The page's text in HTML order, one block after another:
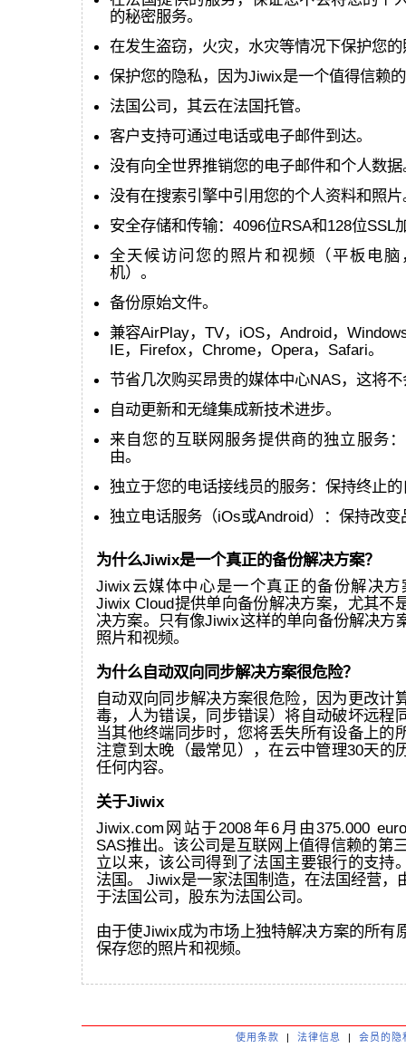
的秘密服务。
在发生盗窃，火灾，水灾等情况下保护您
保护您的隐私，因为Jiwix是一个值得信赖
法国公司，其云在法国托管。
客户支持可通过电话或电子邮件到达。
没有向全世界推销您的电子邮件和个人数据
没有在搜索引擎中引用您的个人资料和照片
安全存储和传输：4096位RSA和128位SSL
全天候访问您的照片和视频（平板电
机）。
备份原始文件。
兼容AirPlay，TV，iOS，Android，
IE，Firefox，Chrome，Opera，Safari。
节省几次购买昂贵的媒体中心NAS，这将
自动更新和无缝集成新技术进步。
来自您的互联网服务提供商的独立服务
由。
独立于您的电话接线员的服务：保持终止
独立电话服务（iOs或Android）：保持改变
为什么Jiwix是一个真正的备份解决方案？
Jiwix云媒体中心是一个真正的备份解决方
Jiwix Cloud提供单向备份解决方案，尤其不
决方案。只有像Jiwix这样的单向备份解决方
照片和视频。
为什么自动双向同步解决方案很危险？
自动双向同步解决方案很危险，因为更改计
毒，人为错误，同步错误）将自动破坏远程
当其他终端同步时，您将丢失所有设备上的
注意到太晚（最常见），在云中管理30天的
任何内容。
关于Jiwix
Jiwix.com网站于2008年6月由375.000
SAS推出。该公司是互联网上值得信赖的第
立以来，该公司得到了法国主要银行的支持
法国。 Jiwix是一家法国制造，在法国经营，
于法国公司，股东为法国公司。
由于使Jiwix成为市场上独特解决方案的所有
保存您的照片和视频。
使用条款 | 法律信息 | 会员的隐